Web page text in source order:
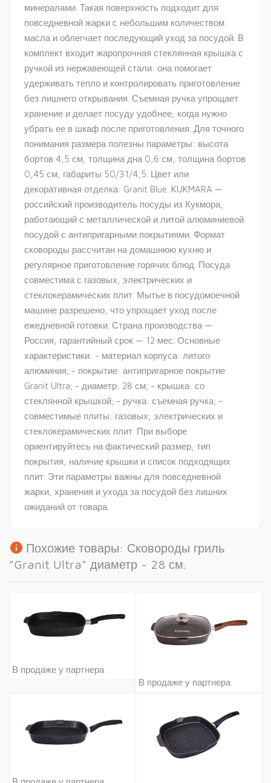
минералами. Такая поверхность подходит для
повседневной жарки с небольшим количеством
масла и облегчает последующий уход за посудой. В
комплект входит жаропрочная стеклянная крышка с
ручкой из нержавеющей стали: она помогает
удерживать тепло и контролировать приготовление
без лишнего открывания. Съемная ручка упрощает
хранение и делает посуду удобнее, когда нужно
убрать ее в шкаф после приготовления. Для точного
понимания размера полезны параметры: высота
бортов 4,5 см, толщина дна 0,6 см, толщина бортов
0,45 см, габариты 50/31/4,5. Цвет или
декоративная отделка: Granit Blue. KUKMARA —
российский производитель посуды из Кукмора,
работающий с металлической и литой алюминиевой
посудой с антипригарными покрытиями. Формат
сковороды рассчитан на домашнюю кухню и
регулярное приготовление горячих блюд. Посуда
совместима с газовых, электрических и
стеклокерамических плит. Мытье в посудомоечной
машине разрешено, что упрощает уход после
ежедневной готовки. Страна производства —
Россия, гарантийный срок — 12 мес. Основные
характеристики: - материал корпуса: литого
алюминия; - покрытие: антипригарное покрытие
Granit Ultra; - диаметр: 28 см; - крышка: со
стеклянной крышкой; - ручка: съемная ручка; -
совместимые плиты: газовых, электрических и
стеклокерамических плит. При выборе
ориентируйтесь на фактический размер, тип
покрытия, наличие крышки и список подходящих
плит. Эти параметры важны для повседневной
жарки, хранения и ухода за посудой без лишних
ожиданий от товара.
info Похожие товары: Сковороды гриль
"Granit Ultra" диаметр - 28 см.
В продаже у партнера
В продаже у партнера